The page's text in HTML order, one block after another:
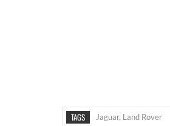
TAGS Jaguar, Land Rover